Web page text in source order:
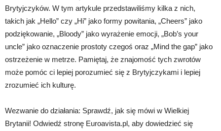
Brytyjczyków. W tym artykule przedstawiliśmy kilka z nich,
takich jak „Hello” czy „Hi” jako formy powitania, „Cheers” jako
podziękowanie, „Bloody” jako wyrażenie emocji, „Bob’s your
uncle” jako oznaczenie prostoty czegoś oraz „Mind the gap” jako
ostrzeżenie w metrze. Pamiętaj, że znajomość tych zwrotów
może pomóc ci lepiej porozumieć się z Brytyjczykami i lepiej
zrozumieć ich kulturę.
Wezwanie do działania: Sprawdź, jak się mówi w Wielkiej
Brytanii! Odwiedź stronę Euroavista.pl, aby dowiedzieć się